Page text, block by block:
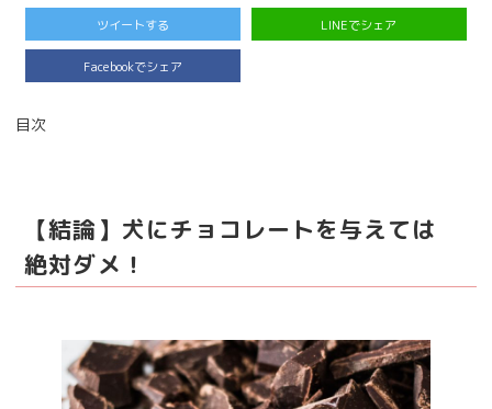
ツイートする LINEでシェア
Facebookでシェア
目次
【結論】犬にチョコレートを与えては
絶対ダメ！